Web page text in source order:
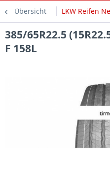
Übersicht LKW Reifen
385/65R22.5
F 158L